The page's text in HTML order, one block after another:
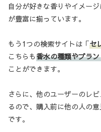
自分が好きな香りやイメー
が豊富に揃っています。
もう1つの検索サイトは「セ
こちらも香水の種類やブラ
ことができます。
さらに、他のユーザーのレ
るので、購入前に他の人の
です。